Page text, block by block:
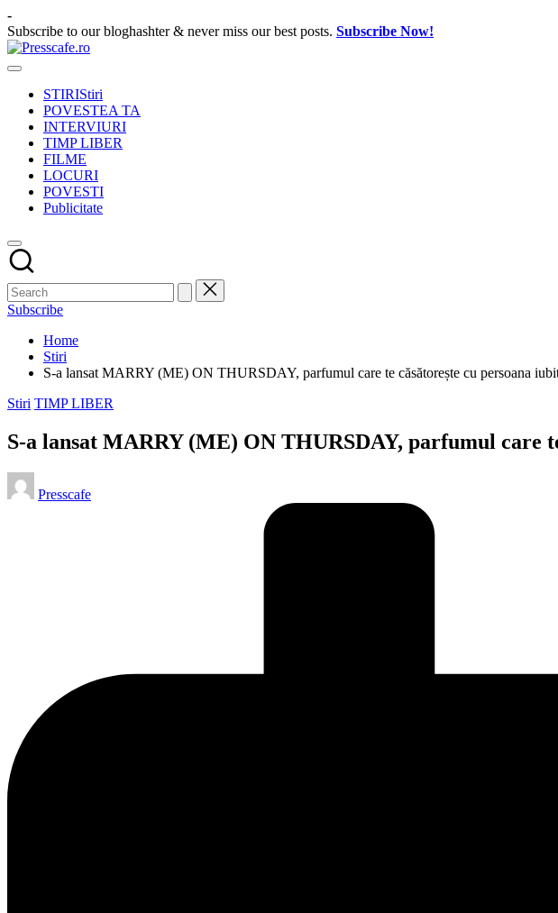
Skip
to
content
-
Subscribe to our bloghashter & never miss our best posts. Subscribe Now!
Presscafe.ro
Cafeneau
urbaneSTIRIStiri
POVESTEA TA
INTERVIURI
TIMP LIBER
FILME
LOCURI
POVESTI
Publicitate
Subscribe
Home
Stiri
S-a lansat MARRY (ME) ON THURSDAY, parfumul care te căsătorește cu persoana
Posted
Stiri TIMP LIBER
S-a lansat MARRY (ME) ON THURSDAY, parfumul care
Posted
by
Presscafe